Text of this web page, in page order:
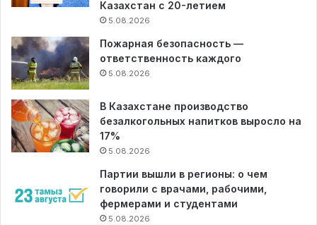
Казахстан с 20-летием
5.08.2026
Пожарная безопасность —
ответственность каждого
5.08.2026
В Казахстане производство
безалкогольных напитков выросло на
17%
5.08.2026
Партии вышли в регионы: о чем
говорили с врачами, рабочими,
фермерами и студентами
5.08.2026